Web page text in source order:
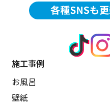
施工事例
お風呂
壁紙